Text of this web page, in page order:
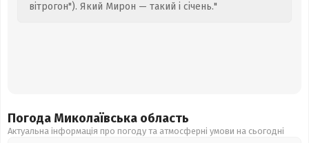
вітрогон"). Який Мирон — такий і січень."
Погода Миколаївська область
Актуальна інформація про погоду та атмосферні умови на сьогодні